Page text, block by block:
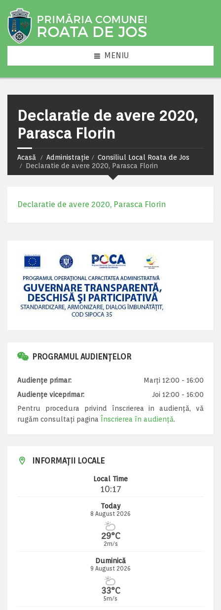
MENIU
Declaratie de avere 2020,
Parasca Florin
Acasă Administrație
Consiliul Local Roata de Jos
Declaratie de avere 2020, Parasca Florin
Declaratie de avere 2020, Parasca Florin
PROGRAMUL AUDIENȚELOR
Audiențe primar:
Marți 12:00 - 16:00
Audiențe viceprimar:
Joi 12:00 - 16:00
Pentru procedura privind înscrierea in audiență, vă
rugăm consultați pagina Înscrierea în audiență.
INFORMAȚII LOCALE
Local Time
10:17
Today
8 August 2026
29°C
2m/s
Duminică
9 August 2026
33°C
5m/s